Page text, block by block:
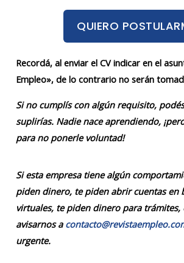
QUIERO
Recordá, al enviar el CV indicar en el
Empleo», de lo contrario no serán
Si no cumplís con algún requisito,
suplirías. Nadie nace aprendiendo,
para no ponerle voluntad!
Si esta empresa tiene algún
piden dinero, te piden abrir cuentas en
virtuales, te piden dinero para trámites,
avisarnos a
urgente.